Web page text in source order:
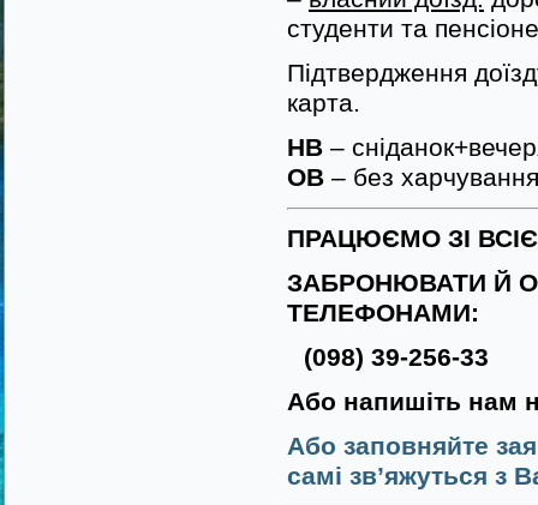
студенти та
Підтвердження
карта.
HB –
ОВ – без харчування
ПРАЦЮЄМО ЗІ
ЗАБРОНЮВАТИ Й
ТЕЛЕФОНАМИ:
(098) 39-256-33
Або напишіть нам
Або заповняйте
самі зв’яжуться з